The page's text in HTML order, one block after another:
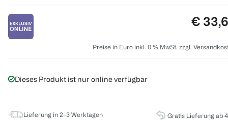
Preis:
€
Preise in Euro inkl. 0 % MwSt. zzgl.
Dieses Produkt ist nur online verfügbar
Lieferung in 2-3 Werktagen Gratis Lieferung ab